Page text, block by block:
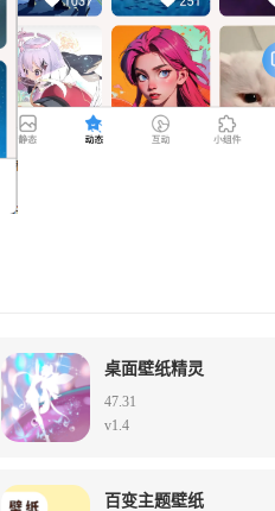
桌面壁纸精灵
47.31
v1.4
百变主题壁纸